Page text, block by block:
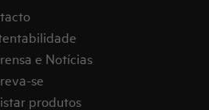
e Notícias
se
produtos